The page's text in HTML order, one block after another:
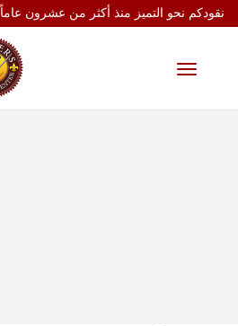
نقودكم نحو التميز منذ أكثر من عشرون عاماً
Toggle